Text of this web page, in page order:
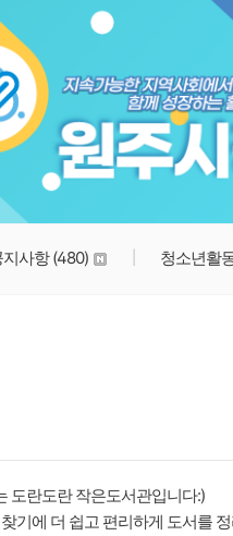
원
지사항(480) 청소년활
도란도란 작은도서관입니다:)
기에 더 쉽고 편리하게 도서를